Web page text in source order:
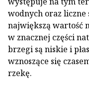
wodnych oraz liczne
największą wartość
w znacznej części
brzegi są niskie i
wznoszące się
rzekę.